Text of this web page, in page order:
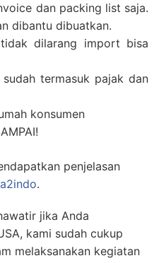
dan packing list saja.
dibantu dibuatkan.
dilarang import bisa
termasuk pajak dan
konsumen
penjelasan
.
jika Anda
kami sudah cukup
melaksanakan kegiatan